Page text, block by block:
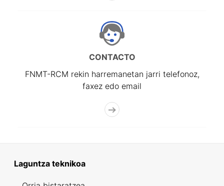
CONTACTO
FNMT-RCM rekin harremanetan jarri telefonoz,
faxez edo email
Laguntza teknikoa